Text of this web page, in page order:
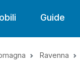
Guide
Ravenna